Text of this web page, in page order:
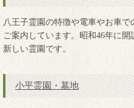
八王子霊園の特徴や電車やお車
ご案内しています。昭和46年に
新しい霊園です。
小平霊園・墓地